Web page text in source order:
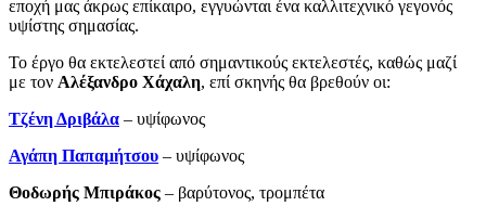
εποχή μας άκρως επίκαιρο, εγγυώνται ένα καλλιτεχνικό γεγονός
υψίστης σημασίας.
Το έργο θα εκτελεστεί από σημαντικούς εκτελεστές, καθώς μαζί
με τον Αλέξανδρο Χάχαλη, επί σκηνής θα βρεθούν οι:
Τζένη Δριβάλα – υψίφωνος
Αγάπη Παπαμήτσου – υψίφωνος
Θοδωρής Μπιράκος – βαρύτονος, τρομπέτα